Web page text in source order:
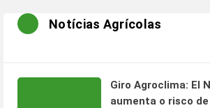
Notícias Agrícolas
Giro Agroclima: El
aumenta o risco